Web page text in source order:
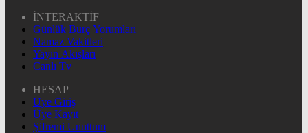
İNTERAKTİF
Günlük Burç Yorumları
Namaz Vakitleri
Yayın Akışları
Canlı Tv
HESAP
Üye Giriş
Üye Kayıt
Şifremi Unuttum